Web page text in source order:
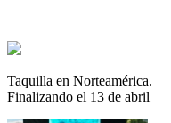
Taquilla en Norteamérica.
Finalizando el 13 de abril